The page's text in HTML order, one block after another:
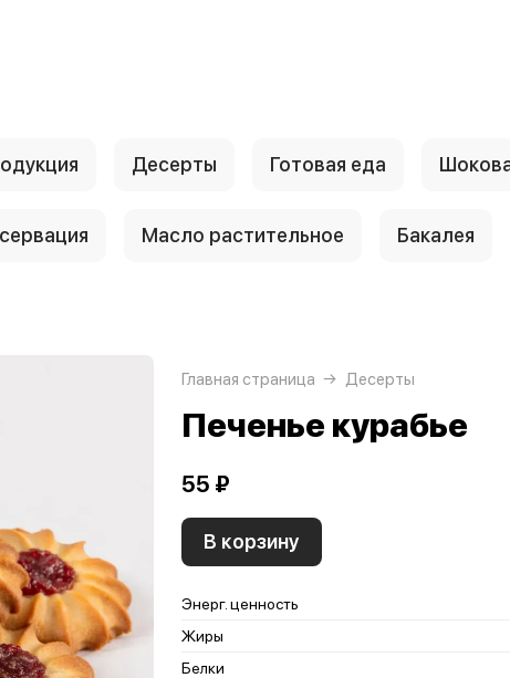
Десерты Готовая еда
Масло растительное Бакалея
Главная страница Десерты
Печенье курабье
55 ₽
В корзину
Энерг. ценность
Жиры
Белки